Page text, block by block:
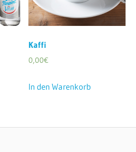
Kaffi
0,00€
In den Warenkorb